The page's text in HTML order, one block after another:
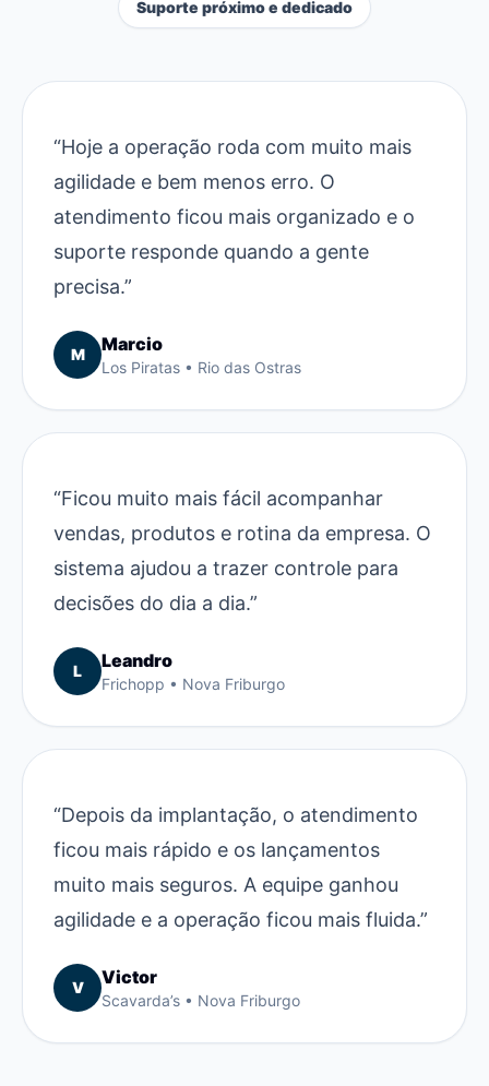
Suporte próximo e dedicado
“Hoje a operação roda com muito mais
agilidade e bem menos erro. O
atendimento ficou mais organizado e o
suporte responde quando a gente
precisa.”
M Marcio
Los Piratas • Rio das Ostras
“Ficou muito mais fácil acompanhar
vendas, produtos e rotina da empresa. O
sistema ajudou a trazer controle para
decisões do dia a dia.”
L Leandro
Frichopp • Nova Friburgo
“Depois da implantação, o atendimento
ficou mais rápido e os lançamentos
muito mais seguros. A equipe ganhou
agilidade e a operação ficou mais fluida.”
V Victor
Scavarda’s • Nova Friburgo